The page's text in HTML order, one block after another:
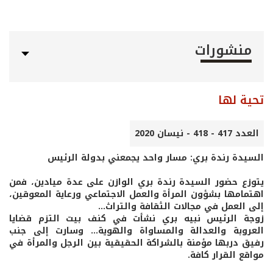
منشورات
تحية لها
العدد 417 - 418 - نيسان 2020
السيدة رندة بري: مسار واحد يجمعني بدولة الرئيس
يتوزع حضور السيدة رندة بري الوازن على عدة ميادين، فمن
اهتمامها بشؤون المرأة والعمل الاجتماعي ورعاية المعوقين،
إلى العمل في مجالات الثقافة والتراث...
زوجة الرئيس نبيه بري نشأت في كنف بيت التزم قضايا
العروبة والعدالة والمساواة والهوية... وسارت إلى جنب
رفيق دربها مؤمنة بالشراكة الحقيقية بين الرجل والمرأة في
مواقع القرار كافة.